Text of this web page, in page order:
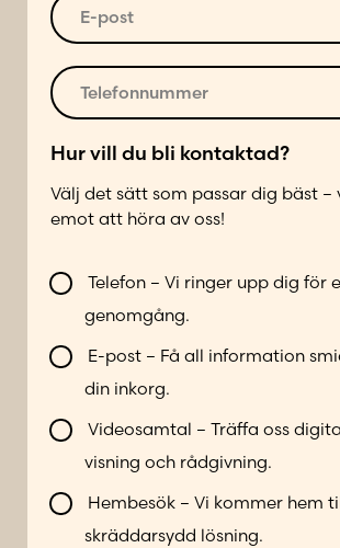
*
m
r
*
-
o
s
*
T
e
e
o
n
u
e
Hur vill du bli kontaktad?
Välj det sätt som passar dig bäst –
emot att höra av oss!
V
i
l
b
i
n
Telefon – Vi ringer upp dig för
genomgång.
E-post – Få all information
din inkorg.
Videosamtal – Träffa oss
visning och rådgivning.
Hembesök – Vi kommer hem
skräddarsydd lösning.